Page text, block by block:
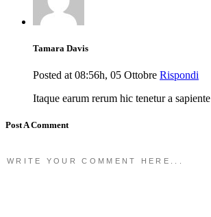
Tamara Davis
Posted at 08:56h, 05 Ottobre Rispondi
Itaque earum rerum hic tenetur a
Post A Comment